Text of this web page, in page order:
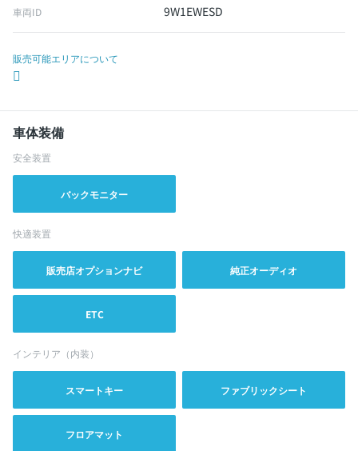
車両ID 9W1EWESD
販売可能エリアについて
車体装備
安全装置
バックモニター
快適装置
販売店オプションナビ 純正オーディオ
ETC
インテリア（内装）
スマートキー ファブリックシート
フロアマット